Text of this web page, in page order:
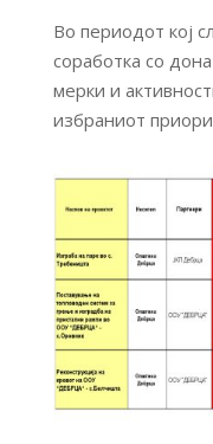
Во периодот кој
соработка со
мерки и
избраниот